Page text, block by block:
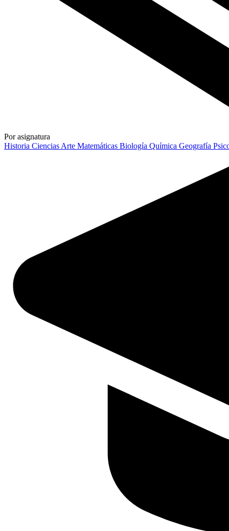
Por asignatura
Historia Ciencias Arte Matemáticas Biología Química Geografía